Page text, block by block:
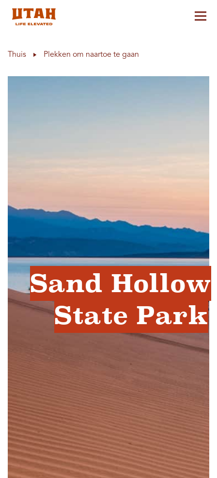
Thuis Plekken om naartoe te gaan
Sand Hollow
State Park